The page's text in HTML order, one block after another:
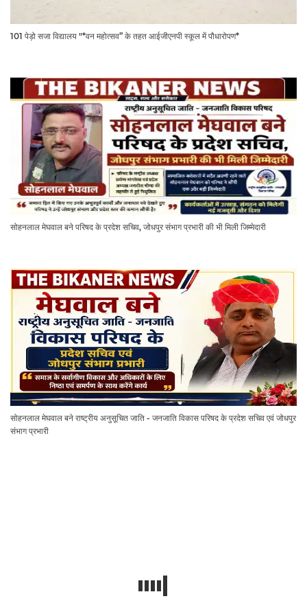
101 पेड़ो सजा विद्यालय "*वन महोत्सव” के तहत आईजीएनपी स्कूल में पौधारोपण*
सोहनलाल मेघवाल बने परिषद के प्रदेश सचिव, जोधपुर संभाग प्रभारी की भी मिली जिम्मेदारी
सोहनलाल मेघवाल बने राष्ट्रीय अनुसूचित जाति - जनजाति विकास परिषद के प्रदेश सचिव एवं जोधपुर
संभाग प्रभारी